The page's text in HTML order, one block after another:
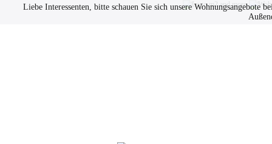
Liebe Interessenten, bitte schauen Sie sich unsere